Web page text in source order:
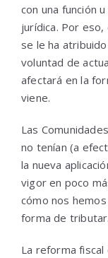
con una función
jurídica. Por
se le ha
voluntad de
afectará en la
viene.
Las
no tenían (a
la nueva
vigor en poco
cómo nos
forma de tributar.
La reforma fiscal